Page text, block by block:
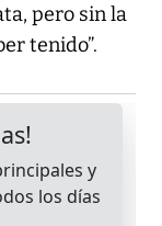
pero sin la
tenido”.